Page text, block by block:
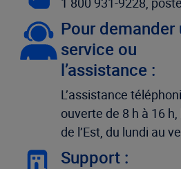
Pour demander
service ou
l’assistance :
L’assistance
ouverte de 8 h à 16
de l’Est, du lundi au
Support :